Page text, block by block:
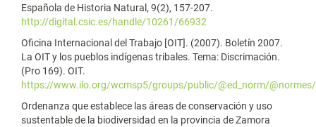
Española de Historia Natural, 9(2), 157-207.
http://digital.csic.es/handle/10261/66932
Oficina Internacional del Trabajo [OIT]. (2007). Boletín 2007.
La OIT y los pueblos indígenas tribales. Tema: Discrimación.
(Pro 169). OIT.
https://www.ilo.org/wcmsp5/groups/public/@ed_norm/
Ordenanza que establece las áreas de conservación y uso
sustentable de la biodiversidad en la provincia de Zamora